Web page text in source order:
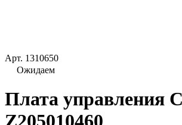
Арт. 1310650
Ожидаем
Плата управления